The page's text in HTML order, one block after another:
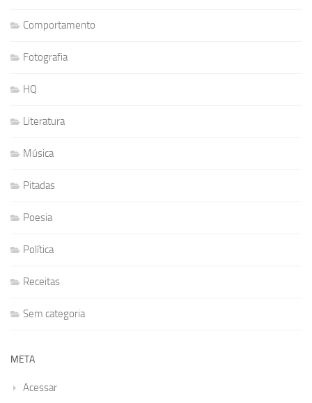
Comportamento
Fotografia
HQ
Literatura
Música
Pitadas
Poesia
Política
Receitas
Sem categoria
META
Acessar